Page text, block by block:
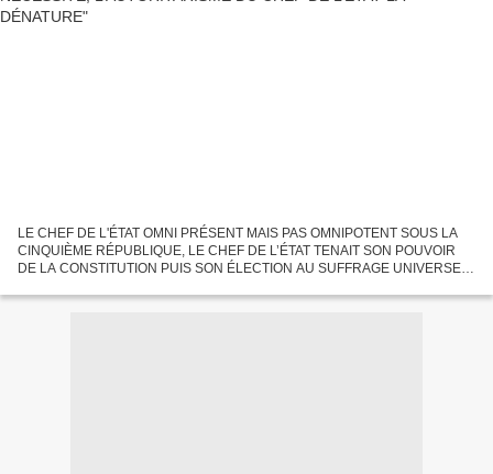
LE CHEF DE L'ÉTAT OMNI PRÉSENT MAIS PAS OMNIPOTENT SOUS LA
CINQUIÈME RÉPUBLIQUE, LE CHEF DE L’ÉTAT TENAIT SON POUVOIR
DE LA CONSTITUTION PUIS SON ÉLECTION AU SUFFRAGE UNIVERSEL
RÉGIME PRÉSIDENTIEL...